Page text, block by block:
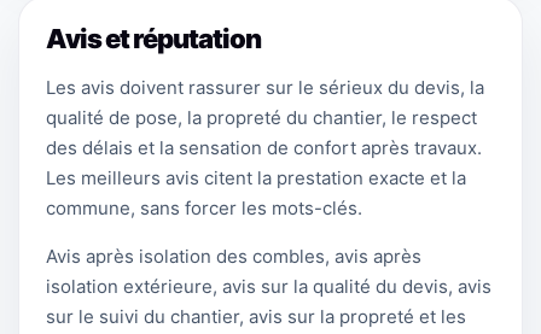
Avis et réputation
Les avis doivent rassurer sur le sérieux du devis, la
qualité de pose, la propreté du chantier, le respect
des délais et la sensation de confort après travaux.
Les meilleurs avis citent la prestation exacte et la
commune, sans forcer les mots-clés.
Avis après isolation des combles, avis après
isolation extérieure, avis sur la qualité du devis, avis
sur le suivi du chantier, avis sur la propreté et les